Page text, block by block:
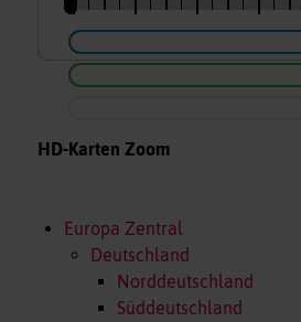
HD-Karten Zoom
Europa Zentral
Deutschland
Norddeutschland
Süddeutschland